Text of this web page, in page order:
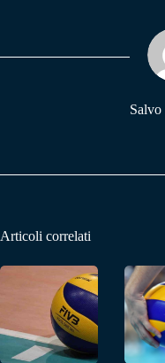
pp m
Salvo
Articoli correlati